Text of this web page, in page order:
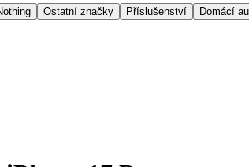
Ostatní značky Příslušenství Domácí